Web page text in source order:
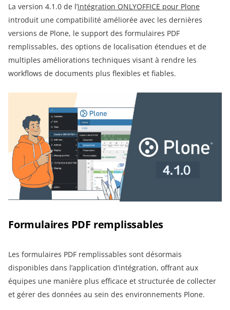
La version 4.1.0 de l’intégration ONLYOFFICE pour Plone
introduit une compatibilité améliorée avec les dernières
versions de Plone, le support des formulaires PDF
remplissables, des options de localisation étendues et de
multiples améliorations techniques visant à rendre les
workflows de documents plus flexibles et fiables.
Formulaires PDF remplissables
Les formulaires PDF remplissables sont désormais
disponibles dans l’application d’intégration, offrant aux
équipes une manière plus efficace et structurée de collecter
et gérer des données au sein des environnements Plone.